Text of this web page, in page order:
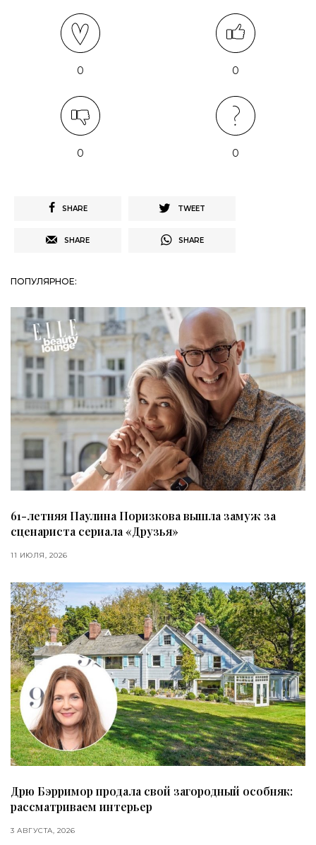
0 0
0 0
SHARE TWEET
SHARE SHARE
ПОПУЛЯРНОЕ:
61-летняя Паулина Поризкова вышла замуж за
сценариста сериала «Друзья»
11 ИЮЛЯ, 2026
Дрю Бэрримор продала свой загородный особняк:
рассматриваем интерьер
3 АВГУСТА, 2026